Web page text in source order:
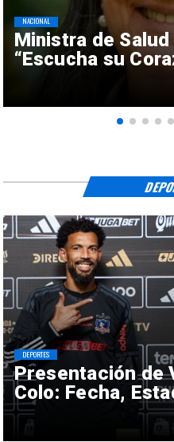
Ministra de
“Escucha su
NACIONAL
Presentación de
Colo: Fecha,
DEPORTES